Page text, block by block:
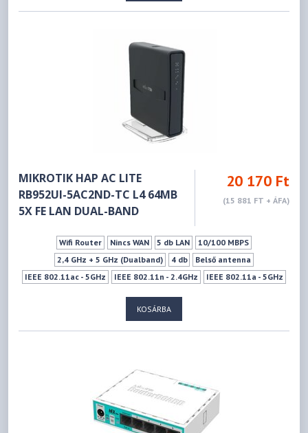
MIKROTIK HAP AC LITE
RB952UI-5AC2ND-TC L4 64MB
5X FE LAN DUAL-BAND
20 170 Ft
(15 881 FT + ÁFA)
Wifi Router Nincs WAN 5 db LAN
10/100 MBPS
2,4 GHz + 5 GHz (Dualband)
4 db
Belső antenna
IEEE 802.11ac - 5GHz
IEEE 802.11n - 2.4GHz
IEEE 802.11a - 5GHz
KOSÁRBA